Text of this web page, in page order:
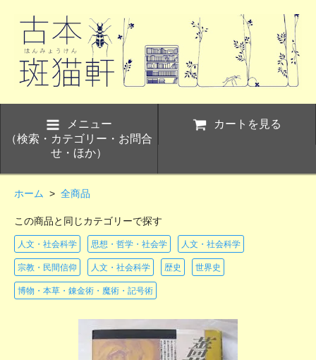
メニュー
（検索・カテゴリー・お問合
せ・ほか）
カートを見る
ホーム > 全商品
この商品と同じカテゴリーで探す
人文・社会科学 思想・哲学・社会学 人文・社会科学
宗教・民間信仰 人文・社会科学 歴史 世界史
博物・本草・錬金術・魔術・記号術